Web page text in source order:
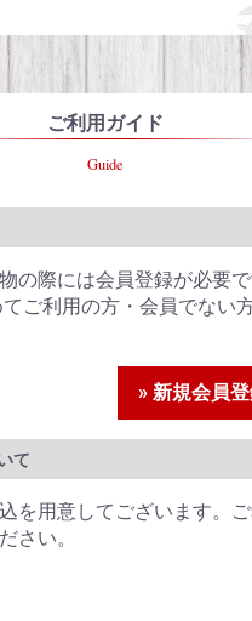
ご利用ガイド
Guide
の際には会員登録が必要
ご利用の方・会員でない
» 新規会員
て
を用意してございます。
さい。